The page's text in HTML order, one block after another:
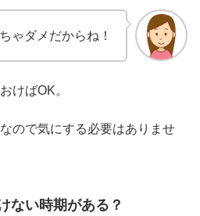
ゃダメだからね！
けばOK。
ので気にする必要はありませ
ない時期がある？